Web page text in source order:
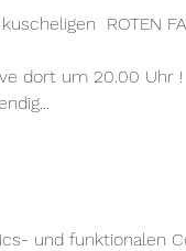
ROTEN
dort um 20.00 Uhr !
und funktionalen